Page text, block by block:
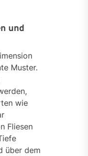
und
Muster.
wie
Fliesen
über dem